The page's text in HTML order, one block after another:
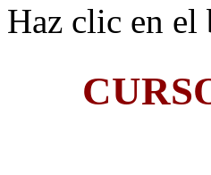
Haz clic en el